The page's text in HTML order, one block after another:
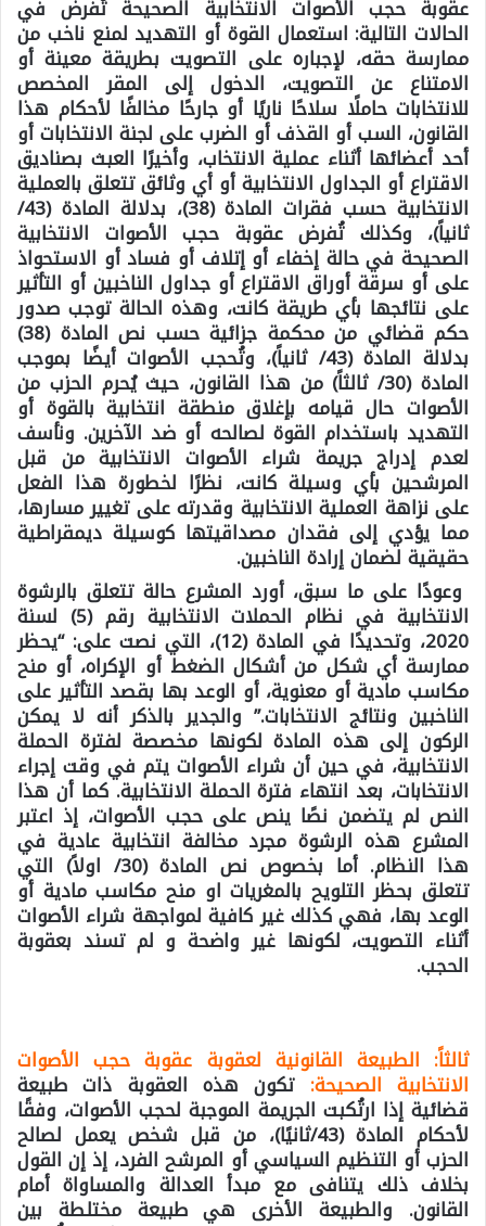
عقوبة حجب الأصوات الانتخابية الصحيحة تُفرض في
الحالات التالية: استعمال القوة أو التهديد لمنع ناخب من
ممارسة حقه، لإجباره على التصويت بطريقة معينة أو
الامتناع عن التصويت، الدخول إلى المقر المخصص
للانتخابات حاملًا سلاحًا ناريًا أو جارحًا مخالفًا لأحكام هذا
القانون، السب أو القذف أو الضرب على لجنة الانتخابات أو
أحد أعضائها أثناء عملية الانتخاب، وأخيرًا العبث بصناديق
الاقتراع أو الجداول الانتخابية أو أي وثائق تتعلق بالعملية
الانتخابية حسب فقرات المادة (38)، بدلالة المادة (43/
ثانياً)، وكذلك تُفرض عقوبة حجب الأصوات الانتخابية
الصحيحة في حالة إخفاء أو إتلاف أو فساد أو الاستحواذ
على أو سرقة أوراق الاقتراع أو جداول الناخبين أو التأثير
على نتائجها بأي طريقة كانت، وهذه الحالة توجب صدور
حكم قضائي من محكمة جزائية حسب نص المادة (38)
بدلالة المادة (43/ ثانياً)، وتُحجب الأصوات أيضًا بموجب
المادة (30/ ثالثاً) من هذا القانون، حيث يُحرم الحزب من
الأصوات حال قيامه بإغلاق منطقة انتخابية بالقوة أو
التهديد باستخدام القوة لصالحه أو ضد الآخرين. ونأسف
لعدم إدراج جريمة شراء الأصوات الانتخابية من قبل
المرشحين بأي وسيلة كانت، نظرًا لخطورة هذا الفعل
على نزاهة العملية الانتخابية وقدرته على تغيير مسارها،
مما يؤدي إلى فقدان مصداقيتها كوسيلة ديمقراطية
حقيقية لضمان إرادة الناخبين.
وعودًا على ما سبق، أورد المشرع حالة تتعلق بالرشوة
الانتخابية في نظام الحملات الانتخابية رقم (5) لسنة
2020، وتحديدًا في المادة (12)، التي نصت على: “يحظر
ممارسة أي شكل من أشكال الضغط أو الإكراه، أو منح
مكاسب مادية أو معنوية، أو الوعد بها بقصد التأثير على
الناخبين ونتائج الانتخابات.” والجدير بالذكر أنه لا يمكن
الركون إلى هذه المادة لكونها مخصصة لفترة الحملة
الانتخابية، في حين أن شراء الأصوات يتم في وقت إجراء
الانتخابات، بعد انتهاء فترة الحملة الانتخابية. كما أن هذا
النص لم يتضمن نصًا ينص على حجب الأصوات، إذ اعتبر
المشرع هذه الرشوة مجرد مخالفة انتخابية عادية في
هذا النظام. أما بخصوص نص المادة (30/ اولاً) التي
تتعلق بحظر التلويح بالمغريات او منح مكاسب مادية أو
الوعد بها، فهي كذلك غير كافية لمواجهة شراء الأصوات
أثناء التصويت، لكونها غير واضحة و لم تسند بعقوبة
الحجب.
ثالثاً: الطبيعة القانونية لعقوبة عقوبة حجب الأصوات
الانتخابية الصحيحة: تكون هذه العقوبة ذات طبيعة
قضائية إذا ارتُكبت الجريمة الموجبة لحجب الأصوات، وفقًا
لأحكام المادة (43/ثانيًا)، من قبل شخص يعمل لصالح
الحزب أو التنظيم السياسي أو المرشح الفرد، إذ إن القول
بخلاف ذلك يتنافى مع مبدأ العدالة والمساواة أمام
القانون. والطبيعة الأخرى هي طبيعة مختلطة بين